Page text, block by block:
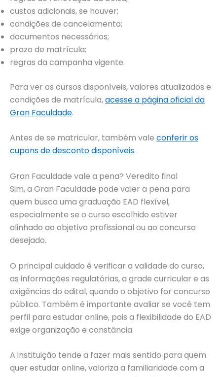
custos adicionais, se houver;
condições de cancelamento;
documentos necessários;
prazo de matrícula;
regras da campanha vigente.
Para ver os cursos disponíveis, valores atualizados e
condições de matrícula,acesse a página oficial da
Gran Faculdade.
Antes de se matricular, também vale conferir os
cupons de desconto disponíveis.
Gran Faculdade vale a pena? Veredito final
Sim, a Gran Faculdade pode valer a pena para
quem busca uma graduação EAD flexível,
especialmente se o curso escolhido estiver
alinhado ao objetivo profissional ou ao concurso
desejado.
O principal cuidado é verificar a validade do curso,
as informações regulatórias, a grade curricular e as
exigências do edital, quando o objetivo for concurso
público. Também é importante avaliar se você tem
perfil para estudar online, pois a flexibilidade do EAD
exige organização e constância.
A instituição tende a fazer mais sentido para quem
quer estudar online, valoriza a familiaridade com a